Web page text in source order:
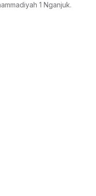
1 Nganjuk.